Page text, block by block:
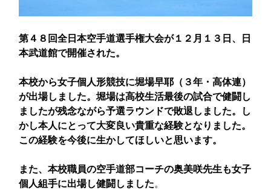
第４８回全日本空手道選手権大会が１２月１３日、日
本武道館で開催された。
本校から女子個人形競技に堀場早耶（３年・高体連）
が出場しました。堀場は高校生活最後の試合で健闘し
ましたが残念ながら予選ラウンドで敗退しました。し
かし本人にとって大変良い貴重な経験となりました。
この経験を今後に生かしてほしいと思います。
また、本校職員の空手道部コーチの奥美咲先生も女子
個人組手に出場し健闘しました。